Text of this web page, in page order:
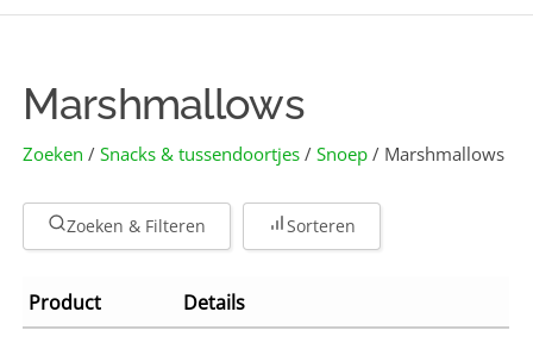
Marshmallows
Zoeken /Snacks & tussendoortjes /Snoep / Marshmallows
Zoeken & Filteren Sorteren
Product Details